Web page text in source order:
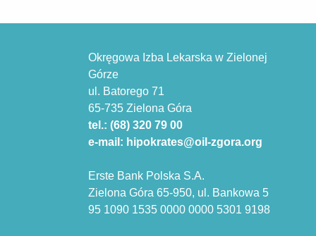
Okręgowa Izba Lekarska w Zielonej
Górze
ul. Batorego 71
65-735 Zielona Góra
tel.: (68) 320 79 00
e-mail: hipokrates@oil-zgora.org
Erste Bank Polska S.A.
Zielona Góra 65-950, ul. Bankowa 5
95 1090 1535 0000 0000 5301 9198